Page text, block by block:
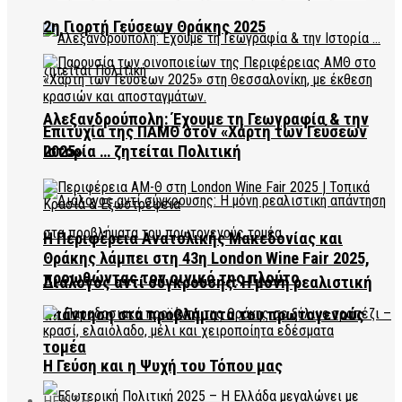
Αλεξανδρούπολη: Έχουμε τη Γεωγραφία & την
Ιστορία … ζητείται Πολιτική
Διάλογος αντί σύγκρουσης: Η μόνη ρεαλιστική
απάντηση στα προβλήματα του πρωτογενούς
τομέα
2η Γιορτή Γεύσεων Θράκης 2025
Επιτυχία της ΠΑΜΘ στον «Χάρτη των Γεύσεων
2025»
Η Περιφέρεια Ανατολικής Μακεδονίας και
Θράκης λάμπει στη 43η London Wine Fair 2025,
προωθώντας τον οινικό της πλούτο
Η Γεύση και η Ψυχή του Τόπου μας